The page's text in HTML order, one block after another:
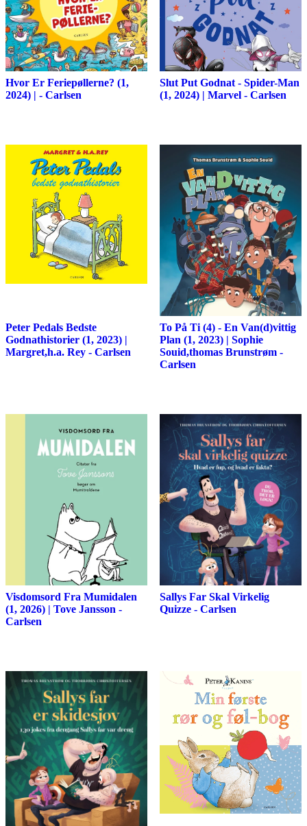
Hvor Er Feriepøllerne? (1,
2024) | - Carlsen
Slut Put Godnat - Spider-Man
(1, 2024) | Marvel - Carlsen
Peter Pedals Bedste
Godnathistorier (1, 2023) |
Margret,h.a. Rey - Carlsen
To På Ti (4) - En Van(d)vittig
Plan (1, 2023) | Sophie
Souid,thomas Brunstrøm -
Carlsen
Visdomsord Fra Mumidalen
(1, 2026) | Tove Jansson -
Carlsen
Sallys Far Skal Virkelig
Quizze - Carlsen